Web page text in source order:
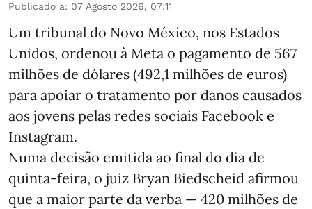
Publicado a: 07 Agosto 2026, 07:11
Um tribunal do Novo México, nos Estados
Unidos, ordenou à Meta o pagamento de 567
milhões de dólares (492,1 milhões de euros)
para apoiar o tratamento por danos causados
aos jovens pelas redes sociais Facebook e
Instagram.
Numa decisão emitida ao final do dia de
quinta-feira, o juiz Bryan Biedscheid afirmou
que a maior parte da verba — 420 milhões de